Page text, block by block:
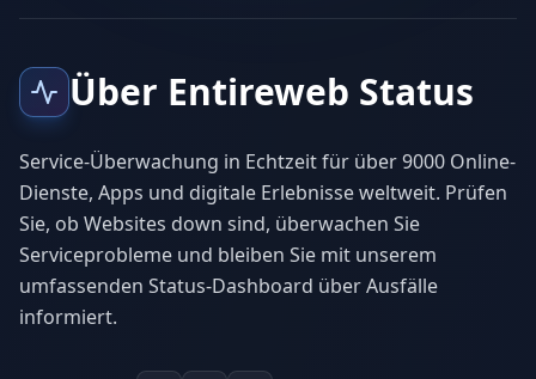
Über Entireweb Status
Service-Überwachung in Echtzeit für über 9000 Online-
Dienste, Apps und digitale Erlebnisse weltweit. Prüfen
Sie, ob Websites down sind, überwachen Sie
Serviceprobleme und bleiben Sie mit unserem
umfassenden Status-Dashboard über Ausfälle
informiert.